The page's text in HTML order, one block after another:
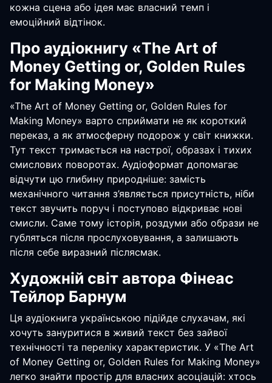
кожна сцена або ідея має власний темп і
емоційний відтінок.
Про аудіокнигу «The Art of
Money Getting or, Golden Rules
for Making Money»
«The Art of Money Getting or, Golden Rules for
Making Money» варто сприймати не як короткий
переказ, а як атмосферну подорож у світ книжки.
Тут текст тримається на настрої, образах і тихих
смислових поворотах. Аудіоформат допомагає
відчути цю глибину природніше: замість
механічного читання з’являється присутність, ніби
текст звучить поруч і поступово відкриває нові
смисли. Саме тому історія, роздуми або образи не
губляться після прослуховування, а залишають
після себе виразний післясмак.
Художній світ автора Фінеас
Тейлор Барнум
Ця аудіокнига українською підійде слухачам, які
хочуть зануритися в живий текст без зайвої
технічності та переліку характеристик. У «The Art
of Money Getting or, Golden Rules for Making Money»
легко знайти простір для власних асоціацій: хтось